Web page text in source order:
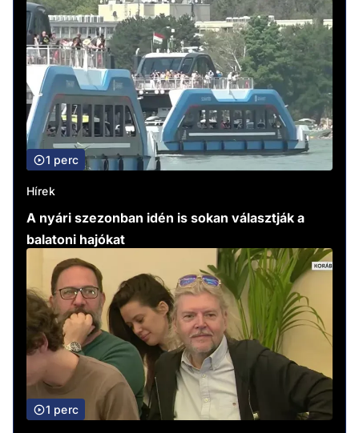
1 perc
Hírek
A nyári szezonban idén is sokan választják a
balatoni hajókat
1 perc